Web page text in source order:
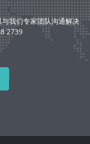
我们专家团队沟通解决
2739